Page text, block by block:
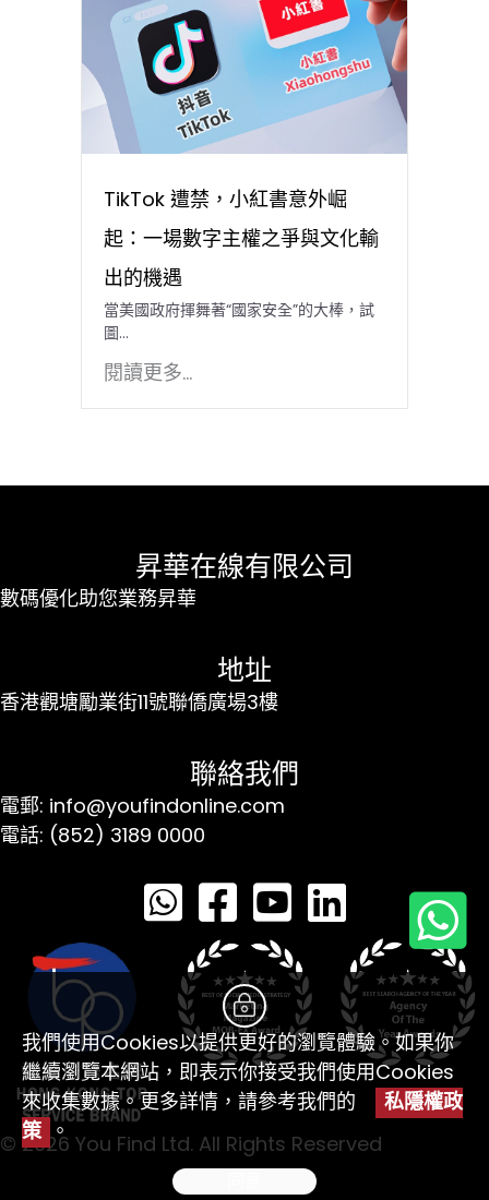
TikTok 遭禁，小紅書意外崛
起：一場數字主權之爭與文化輸
出的機遇
當美國政府揮舞著“國家安全”的大棒，試
圖…
閱讀更多...
昇華在線有限公司
數碼優化助您業務昇華
地址
香港觀塘勵業街11號聯僑廣場3樓
聯絡我們
電郵: info@youfindonline.com
電話: (852) 3189 0000
© 2026 You Find Ltd. All Rights Reserved
我們使用Cookies以提供更好的瀏覽體驗。如果你
繼續瀏覽本網站，即表示你接受我們使用Cookies
來收集數據。更多詳情，請參考我們的
私隱權政
策 。